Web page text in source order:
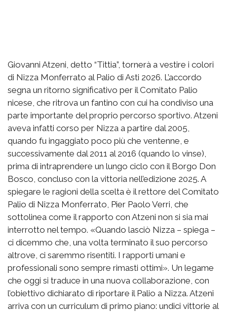
Giovanni Atzeni, detto “Tittia”, tornerà a vestire i colori
di Nizza Monferrato al Palio di Asti 2026. L’accordo
segna un ritorno significativo per il Comitato Palio
nicese, che ritrova un fantino con cui ha condiviso una
parte importante del proprio percorso sportivo. Atzeni
aveva infatti corso per Nizza a partire dal 2005,
quando fu ingaggiato poco più che ventenne, e
successivamente dal 2011 al 2016 (quando lo vinse),
prima di intraprendere un lungo ciclo con il Borgo Don
Bosco, concluso con la vittoria nell’edizione 2025. A
spiegare le ragioni della scelta è il rettore del Comitato
Palio di Nizza Monferrato, Pier Paolo Verri, che
sottolinea come il rapporto con Atzeni non si sia mai
interrotto nel tempo. «Quando lasciò Nizza – spiega –
ci dicemmo che, una volta terminato il suo percorso
altrove, ci saremmo risentiti. I rapporti umani e
professionali sono sempre rimasti ottimi». Un legame
che oggi si traduce in una nuova collaborazione, con
l’obiettivo dichiarato di riportare il Palio a Nizza. Atzeni
arriva con un curriculum di primo piano: undici vittorie al